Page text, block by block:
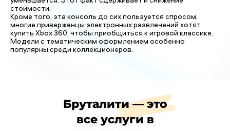
стоимости.
Кроме того, эта консоль до сих пользуется спросом,
многие приверженцы электронных развлечений хотят
купить Xbox 360, чтобы приобщиться к игровой классике.
Модели с тематическим оформлением особенно
популярны среди коллекционеров.
Бруталити — это
все услуги в